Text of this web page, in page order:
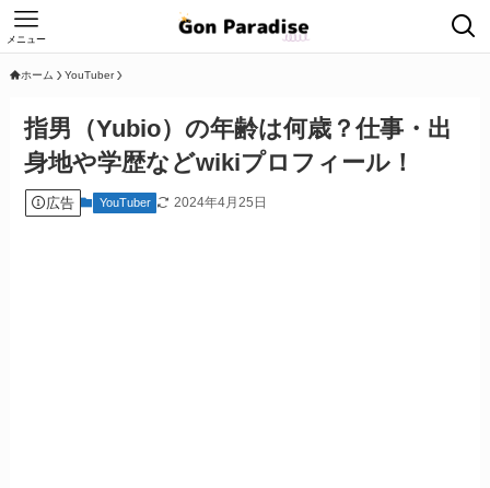
メニュー
ホーム YouTuber
指男（Yubio）の年齢は何歳？仕事・出
身地や学歴などwikiプロフィール！
広告 YouTuber 2024年4月25日